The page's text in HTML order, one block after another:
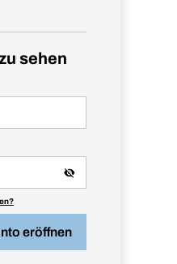
sehen
eröffnen